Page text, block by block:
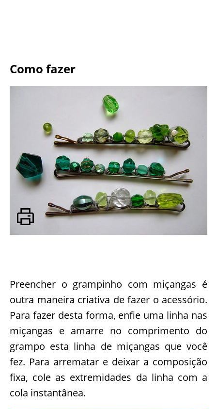
Como fazer
Preencher o grampinho com miçangas é
outra maneira criativa de fazer o acessório.
Para fazer desta forma, enfie uma linha nas
miçangas e amarre no comprimento do
grampo esta linha de miçangas que você
fez. Para arrematar e deixar a composição
fixa, cole as extremidades da linha com a
cola instantânea.